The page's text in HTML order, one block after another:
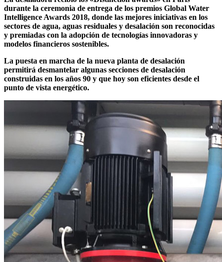
durante la ceremonia de entrega de los premios Global Water
Intelligence Awards 2018, donde las mejores iniciativas en los
sectores de agua, aguas residuales y desalación son reconocidas
y premiadas con la adopción de tecnologías innovadoras y
modelos financieros sostenibles.
La puesta en marcha de la nueva planta de desalación
permitirá desmantelar algunas secciones de desalación
construidas en los años 90 y que hoy son eficientes desde el
punto de vista energético.